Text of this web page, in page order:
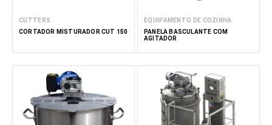
CUTTERS
CORTADOR MISTURADOR CUT 150
EQUIPAMENTO DE COZINHA
PANELA BASCULANTE COM
AGITADOR